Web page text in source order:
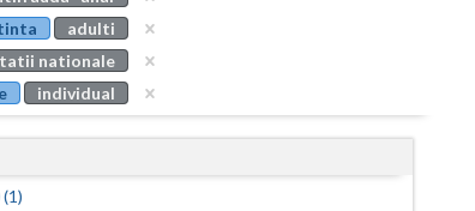
Buzau
Calarasi
Caras-Severin
adulti
nationale
individual